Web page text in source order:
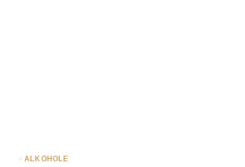
ALKOHOLE